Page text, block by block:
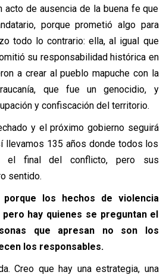
acto de ausencia de la buena fe que
porque prometió algo para
todo lo contrario: ella, al igual que
su responsabilidad histórica en
a crear al pueblo mapuche con la
que fue un genocidio, y
y confiscación del territorio.
y el próximo gobierno seguirá
llevamos 135 años donde todos los
el final del conflicto, pero sus
sentido.
porque los hechos de violencia
hay quienes se preguntan el
que apresan no son los
los responsables.
Creo que hay una estrategia, una